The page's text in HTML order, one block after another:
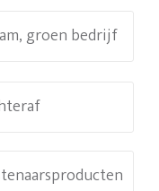
groen bedrijf